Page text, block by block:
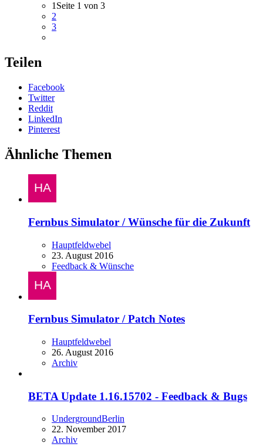
1Seite 1 von 3
2
3
Teilen
Facebook
Twitter
Reddit
LinkedIn
Pinterest
Ähnliche Themen
Fernbus Simulator / Wünsche für die Zukunft
Hauptfeldwebel
23. August 2016
Feedback & Wünsche
Fernbus Simulator / Patch Notes
Hauptfeldwebel
26. August 2016
Archiv
BETA Update 1.16.15702 - Feedback & Bugs
UndergroundBerlin
22. November 2017
Archiv